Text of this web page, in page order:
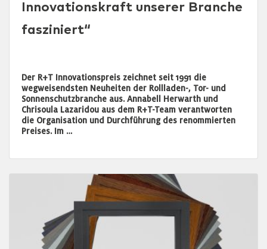
Innovationskraft unserer Branche
fasziniert“
Der R+T Innovationspreis zeichnet seit 1991 die
wegweisendsten Neuheiten der Rollladen-, Tor- und
Sonnenschutzbranche aus. Annabell Herwarth und
Chrisoula Lazaridou aus dem R+T-Team verantworten
die Organisation und Durchführung des renommierten
Preises. Im …